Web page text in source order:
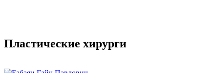
Пластические хирурги